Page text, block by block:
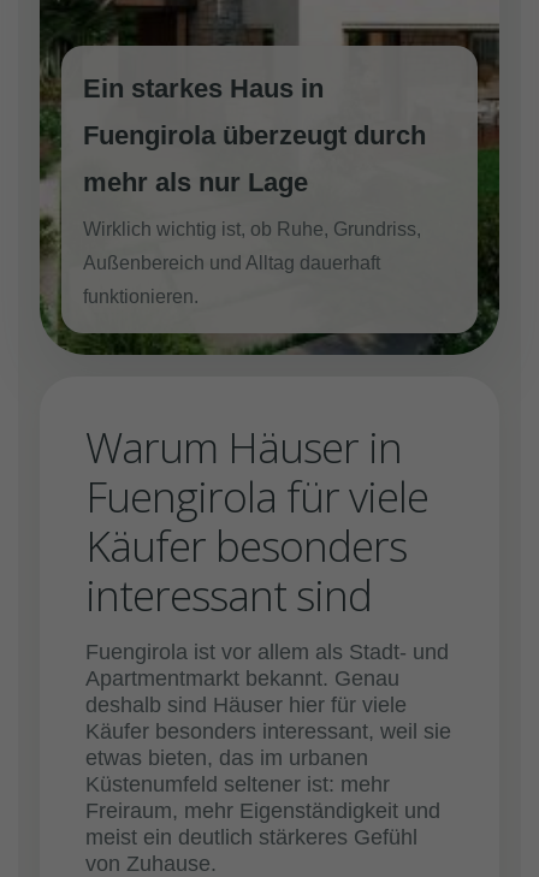
Ein starkes Haus in
Fuengirola überzeugt durch
mehr als nur Lage
Wirklich wichtig ist, ob Ruhe, Grundriss,
Außenbereich und Alltag dauerhaft
funktionieren.
Warum Häuser in
Fuengirola für viele
Käufer besonders
interessant sind
Fuengirola ist vor allem als Stadt- und
Apartmentmarkt bekannt. Genau
deshalb sind Häuser hier für viele
Käufer besonders interessant, weil sie
etwas bieten, das im urbanen
Küstenumfeld seltener ist: mehr
Freiraum, mehr Eigenständigkeit und
meist ein deutlich stärkeres Gefühl
von Zuhause.